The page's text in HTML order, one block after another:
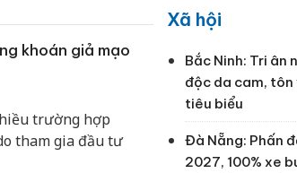
khoán giả mạo
trường hợp
tham gia đầu tư
Xã hội
Bắc Ninh: Tri ân
độc da cam, tôn
tiêu biểu
Đà Nẵng: Phấn
2027, 100% xe